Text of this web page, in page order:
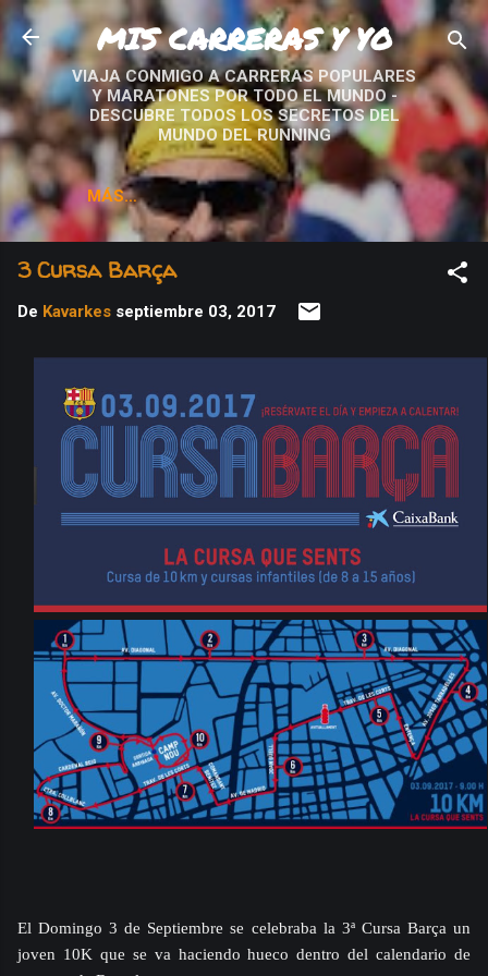
Ir al contenido principal
MIS CARRERAS Y YO
VIAJA CONMIGO A CARRERAS POPULARES
Y MARATONES POR TODO EL MUNDO -
DESCUBRE TODOS LOS SECRETOS DEL
MUNDO DEL RUNNING
MÁS…
3 Cursa Barça
De Kavarkes septiembre 03, 2017
El Domingo 3 de Septiembre se celebraba la 3ª Cursa Barça un
joven 10K que se va haciendo hueco dentro del calendario de